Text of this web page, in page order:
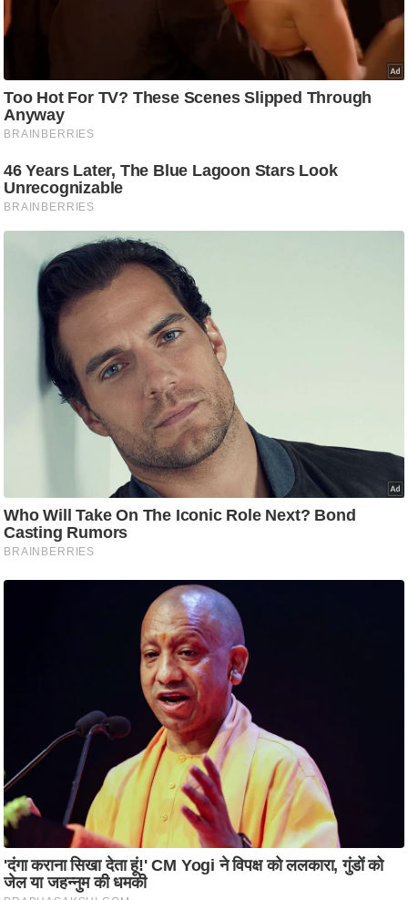
w
s
ला
फ
स्टा
इ
क्नॉ
न
घ
रे
ल
फि
ट
स
मं